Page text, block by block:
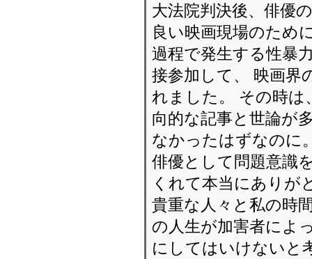
大法院判決後、俳優
良い映画現場のため
過程で発生する性暴
接参加して、 映画界
れました。 その時は
向的な記事と世論が
なかったはずなのに
俳優として問題意識
くれて本当にありが
貴重な人々と私の時
の人生が加害者によ
にしてはいけないと